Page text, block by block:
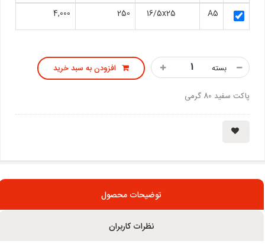
A5
16/5x25
250
4,000
بسته افزودن به سبد خرید
پاکت سفید 80 گرمی
توضیحات محصول
نظرات کاربران